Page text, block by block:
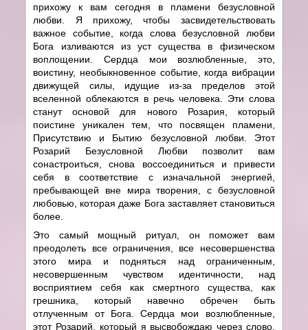
прихожу к вам сегодня в пламени безусловной
любви. Я прихожу, чтобы засвидетельствовать
важное событие, когда слова безусловной любви
Бога изливаются из уст существа в физическом
воплощении. Сердца мои возлюбленные, это,
воистину, необыкновенное событие, когда вибрации
движущей силы, идущие из-за пределов этой
вселенной облекаются в речь человека. Эти слова
станут основой для нового Розария, который
поистине уникален тем, что посвящен пламени,
Присутствию и Бытию безусловной любви. Этот
Розарий Безусловной Любви позволит вам
сонастроиться, снова воссоединиться и привести
себя в соответствие с изначальной энергией,
пребывающей вне мира творения, с безусловной
любовью, которая даже Бога заставляет становиться
более.
Это самый мощный ритуал, он поможет вам
преодолеть все ограничения, все несовершенства
этого мира и подняться над ограниченным,
несовершенным чувством идентичности, над
восприятием себя как смертного существа, как
грешника, который навечно обречен быть
отлученным от Бога. Сердца мои возлюбленные,
этот Розарий, который я высвобождаю через слово,